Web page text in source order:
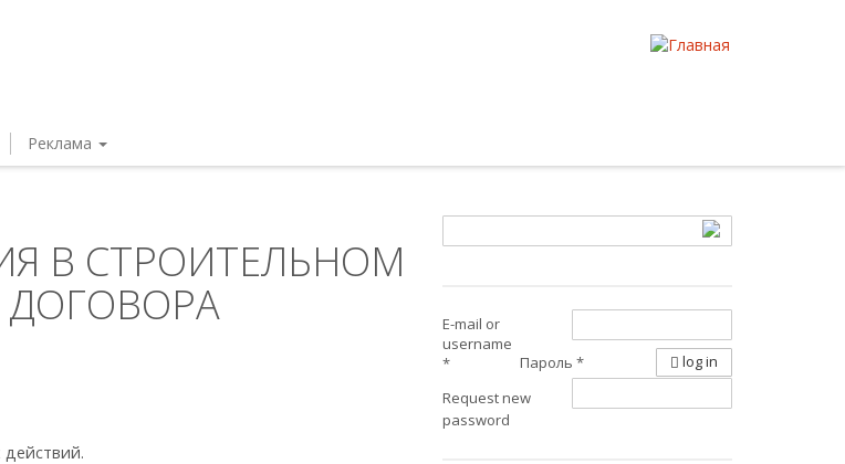
Реклама
В СТРОИТЕЛЬНОМ
E-mail or
username
*
Пароль *
Request new
password
log in